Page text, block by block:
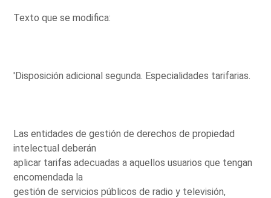
Texto que se modifica:
'Disposición adicional segunda. Especialidades tarifarias.
Las entidades de gestión de derechos de propiedad
intelectual deberán
aplicar tarifas adecuadas a aquellos usuarios que tengan
encomendada la
gestión de servicios públicos de radio y televisión,